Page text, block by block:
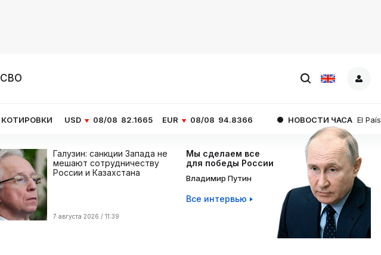
СВО
USD 08/08 82.1665 EUR 08/08 94.8366 НОВОСТИ ЧАСА El País: власти
Галузин: санкции Запада не
мешают сотрудничеству
России и Казахстана
7 августа 2026 / 11:39
Мы сделаем все
для победы России
Владимир Путин
Все интервью